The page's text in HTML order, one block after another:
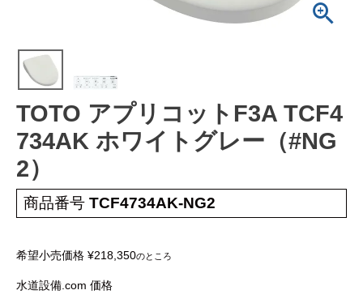
給湯器見積もりフォーム
取り扱いメーカー 協力業者募集
取り付けの手順
について
TOTO アプリコットF3A TCF4
734AK ホワイトグレー（#NG
2）
商品番号 TCF4734AK-NG2
希望小売価格 ¥218,350のところ
水道設備.com 価格